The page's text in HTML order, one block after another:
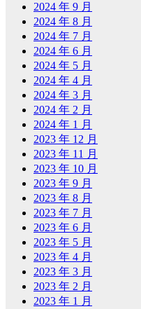
2024 年 9 月
2024 年 8 月
2024 年 7 月
2024 年 6 月
2024 年 5 月
2024 年 4 月
2024 年 3 月
2024 年 2 月
2024 年 1 月
2023 年 12 月
2023 年 11 月
2023 年 10 月
2023 年 9 月
2023 年 8 月
2023 年 7 月
2023 年 6 月
2023 年 5 月
2023 年 4 月
2023 年 3 月
2023 年 2 月
2023 年 1 月